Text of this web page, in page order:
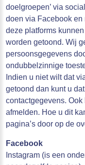
doelgroepen’ via
doen via Facebook en
deze platforms
worden getoond. Wij
persoonsgegevens
ondubbelzinnige
Indien u niet wilt dat
getoond dan kunt u
contactgegevens.
afmelden. Hoe u dit
pagina’s door op de
Facebook
Instagram (is een